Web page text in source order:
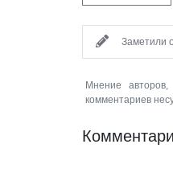
Заметили
Мнение
комментариев